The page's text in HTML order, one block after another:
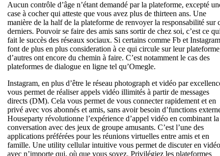
Aucun contrôle d’âge n’étant demandé par la plateforme, excepté
case à cocher qui atteste que vous avez plus de thirteen ans. Une
manière de la half de la plateforme de renvoyer la responsabilité sur
derniers. Pouvoir se faire des amis sans sortir de chez soi, c’est ce
fait le succès des réseaux sociaux. Si certains comme Fb et Instagram
font de plus en plus consideration à ce qui circule sur leur
d’autres ont encore du chemin à faire. C’est notamment le cas des
plateformes de dialogue en ligne tel qu’Omegle.
Instagram, en plus d’être le réseau photograph et vidéo par
vous permet de réaliser appels vidéo illimités à partir de messages
directs (DM). Cela vous permet de vous connecter rapidement et en
privé avec vos abonnés et amis, sans avoir besoin d’functions
Houseparty révolutionne l’expérience d’appel vidéo en combinant la
conversation avec des jeux de groupe amusants. C’est l’une des
applications préférées pour les réunions virtuelles entre amis et en
famille. Une utility cellular intuitive vous permet de discuter en vidéo
avec n’importe qui, où que vous soyez. Privilégiez les plateformes